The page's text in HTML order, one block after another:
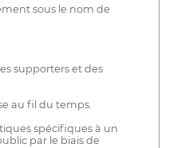
sous le nom de
supporters et des
au fil du temps.
spécifiques à un
par le biais de